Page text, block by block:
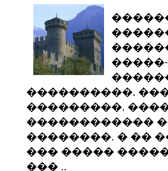
����������.
���������.
������������
��������. � ��
��� �����
��� ..